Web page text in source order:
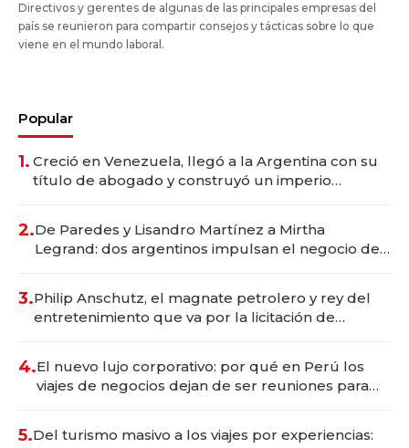
Directivos y gerentes de algunas de las principales empresas del
país se reunieron para compartir consejos y tácticas sobre lo que
viene en el mundo laboral.
Popular
1. Creció en Venezuela, llegó a la Argentina con su
título de abogado y construyó un imperio
2.De Paredes y Lisandro Martínez a Mirtha
Legrand: dos argentinos impulsan el negocio del
3.Philip Anschutz, el magnate petrolero y rey del
entretenimiento que va por la licitación de
4.El nuevo lujo corporativo: por qué en Perú los
viajes de negocios dejan de ser reuniones para
5.Del turismo masivo a los viajes por experiencias: